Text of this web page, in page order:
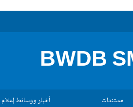
BWDB
مستندات أخبار ووسائط إعلام